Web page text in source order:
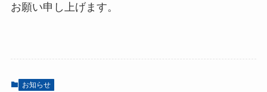
お願い申し上げます。
お知らせ